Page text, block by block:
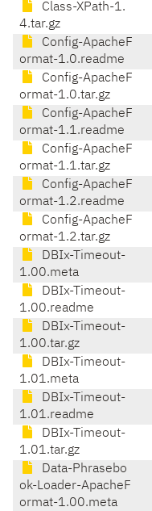
Class-XPath-1.
4.tar.gz
Config-ApacheF
ormat-1.0.readme
Config-ApacheF
ormat-1.0.tar.gz
Config-ApacheF
ormat-1.1.readme
Config-ApacheF
ormat-1.1.tar.gz
Config-ApacheF
ormat-1.2.readme
Config-ApacheF
ormat-1.2.tar.gz
DBIx-Timeout-
1.00.meta
DBIx-Timeout-
1.00.readme
DBIx-Timeout-
1.00.tar.gz
DBIx-Timeout-
1.01.meta
DBIx-Timeout-
1.01.readme
DBIx-Timeout-
1.01.tar.gz
Data-Phrasebo
ok-Loader-ApacheF
ormat-1.00.meta